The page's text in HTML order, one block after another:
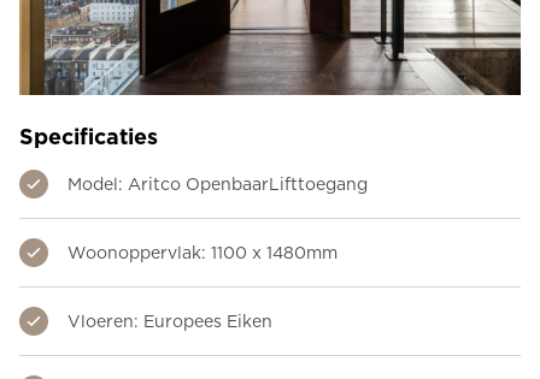
Specificaties
Model: Aritco OpenbaarLifttoegang
Woonoppervlak: 1100 x 1480mm
Vloeren: Europees Eiken